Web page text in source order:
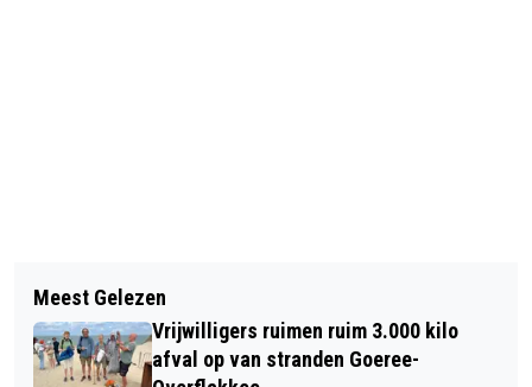
HEB JE HET BONT ZANDOOGJE AL
GEZIEN?
PETER KEUKER EN PETRA ’T HOEN
GEÏNSTALLEERD
Meest Gelezen
Vrijwilligers ruimen ruim 3.000 kilo
afval op van stranden Goeree-